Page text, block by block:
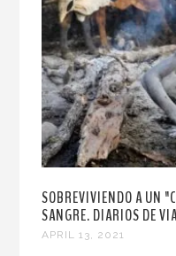
SOBREVIVIENDO A UN
SANGRE. DIARIOS DE
APRIL 13, 2021